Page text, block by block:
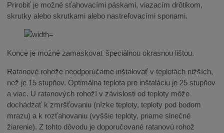
Prirobiť je možné sťahovacími páskami, viazacím drôtikom,
skrutky alebo skrutkami alebo nastreľovacími sponami.
Konce je možné zamaskovať špeciálnou okrasnou lištou.
Ratanové rohože neodporúčame inštalovať v teplotách nižších,
než je 15 stupňov. Optimálna teplota pre inštaláciu je 25 stupňov
a viac. U ratanových rohoží v závislosti od teploty môže
dochádzať k zmršťovaniu (nízke teploty, teploty pod bodom
mrazu) a k rozťahovaniu (vyššie teploty, priame slnečné
žiarenie). Z tohto dôvodu je doporučované ratanovú rohož